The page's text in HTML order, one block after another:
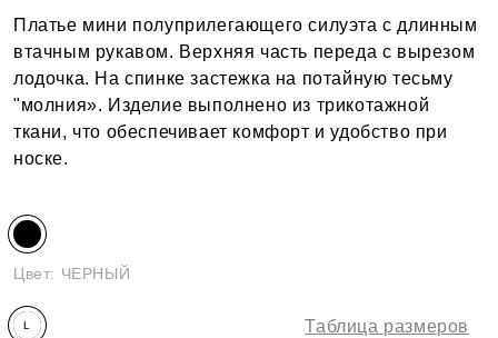
Платье мини полуприлегающего силуэта с длинным
втачным рукавом. Верхняя часть переда с вырезом
лодочка. На спинке застежка на потайную тесьму
"молния». Изделие выполнено из трикотажной
ткани, что обеспечивает комфорт и удобство при
носке.
Цвет: ЧЕРНЫЙ
L Таблица размеров